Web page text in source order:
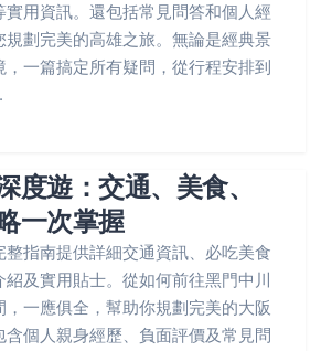
實用資訊。還包括常見問答和個人經
規劃完美的高雄之旅。無論是經典景
，一篇搞定所有疑問，從行程安排到
度遊：交通、美食、
一次掌握
整指南提供詳細交通資訊、必吃美食
及實用貼士。從如何前往黑門中川
一應俱全，幫助你規劃完美的大阪
含個人親身經歷、負面評價及常見問